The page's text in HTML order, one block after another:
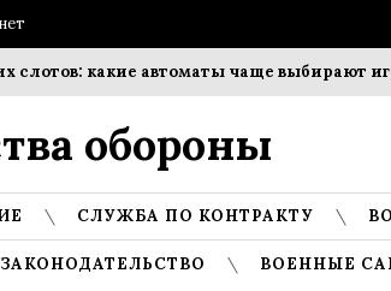
какие автоматы чаще выбирают
обороны
СЛУЖБА ПО КОНТРАКТУ
ВОЕННЫЕ